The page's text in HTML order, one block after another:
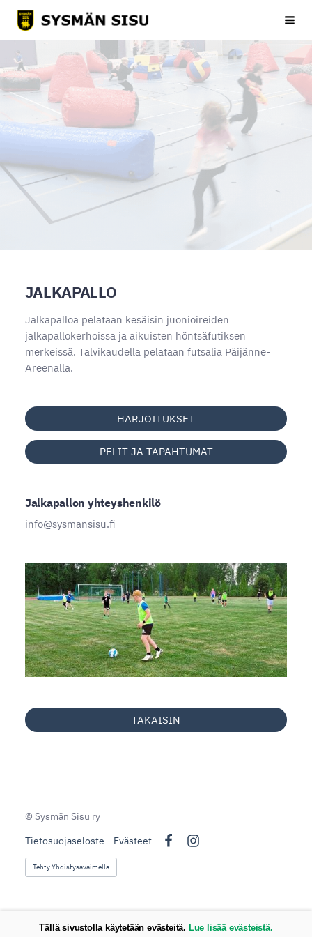
Siirry
sivun
Sysmän Sisu
JALKAPALLO
Jalkapalloa pelataan kesäisin juonioireiden
jalkapallokerhoissa ja aikuisten höntsäfutiksen
merkeissä. Talvikaudella pelataan futsalia Päijänne-
Areenalla.
HARJOITUKSET
PELIT JA TAPAHTUMAT
Jalkapallon yhteyshenkilö
info@sysmansisu.fi
TAKAISIN
© Sysmän Sisu ry
Tietosuojaseloste
Evästeet
Tehty Yhdistysavaimella
Tällä sivustolla käytetään evästeitä. Lue lisää evästeistä.